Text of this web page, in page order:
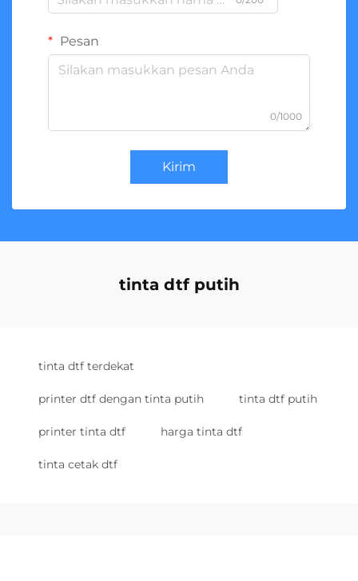
Pesan
0/1000
Kirim
tinta dtf putih
tinta dtf terdekat
printer dtf dengan tinta putih tinta dtf putih
printer tinta dtf harga tinta dtf
tinta cetak dtf